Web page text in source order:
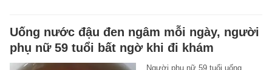
Uống nước đậu đen ngâm mỗi ngày, người
phụ nữ 59 tuổi bất ngờ khi đi khám
Người phụ nữ 59 tuổi uống